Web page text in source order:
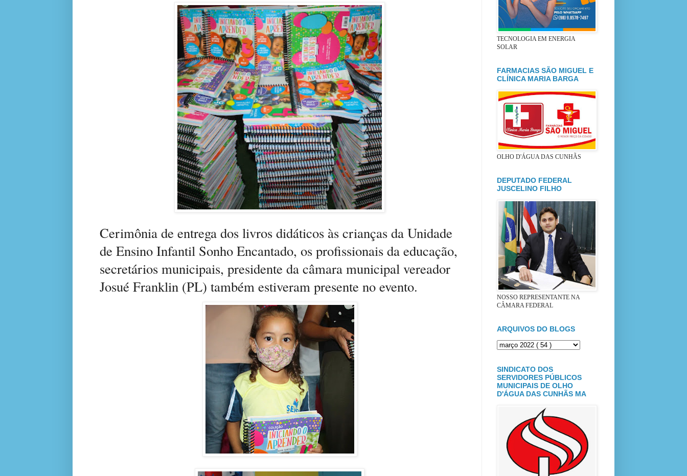
Cerimônia de entrega dos livros didáticos às crianças da Unidade
de Ensino Infantil Sonho Encantado, os profissionais da educação,
secretários municipais, presidente da câmara municipal vereador
Josué Franklin (PL) também estiveram presente no evento.
TECNOLOGIA EM ENERGIA
SOLAR
FARMACIAS SÃO MIGUEL E
CLÍNICA MARIA BARGA
OLHO D'ÁGUA DAS CUNHÃS
DEPUTADO FEDERAL
JUSCELINO FILHO
NOSSO REPRESENTANTE NA
CÂMARA FEDERAL
ARQUIVOS DO BLOGS
SINDICATO DOS
SERVIDORES PÚBLICOS
MUNICIPAIS DE OLHO
D'ÁGUA DAS CUNHÃS MA